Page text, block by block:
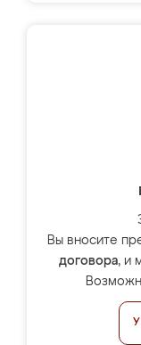
Вы вносите
договора, и